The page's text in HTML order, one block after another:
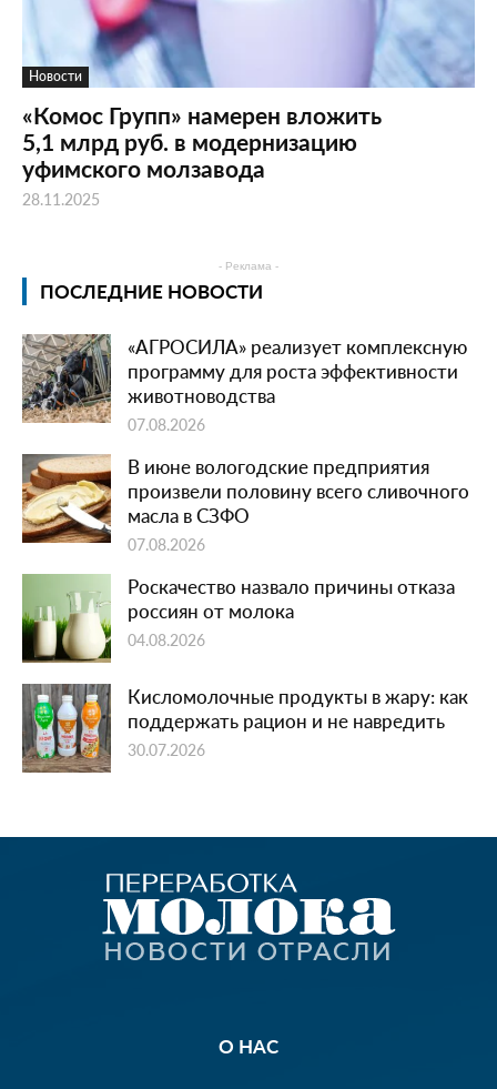
Новости
«Комос Групп» намерен вложить
5,1 млрд руб. в модернизацию
уфимского молзавода
28.11.2025
- Реклама -
ПОСЛЕДНИЕ НОВОСТИ
«АГРОСИЛА» реализует комплексную
программу для роста эффективности
животноводства
07.08.2026
В июне вологодские предприятия
произвели половину всего сливочного
масла в СЗФО
07.08.2026
Роскачество назвало причины отказа
россиян от молока
04.08.2026
Кисломолочные продукты в жару: как
поддержать рацион и не навредить
30.07.2026
О НАС